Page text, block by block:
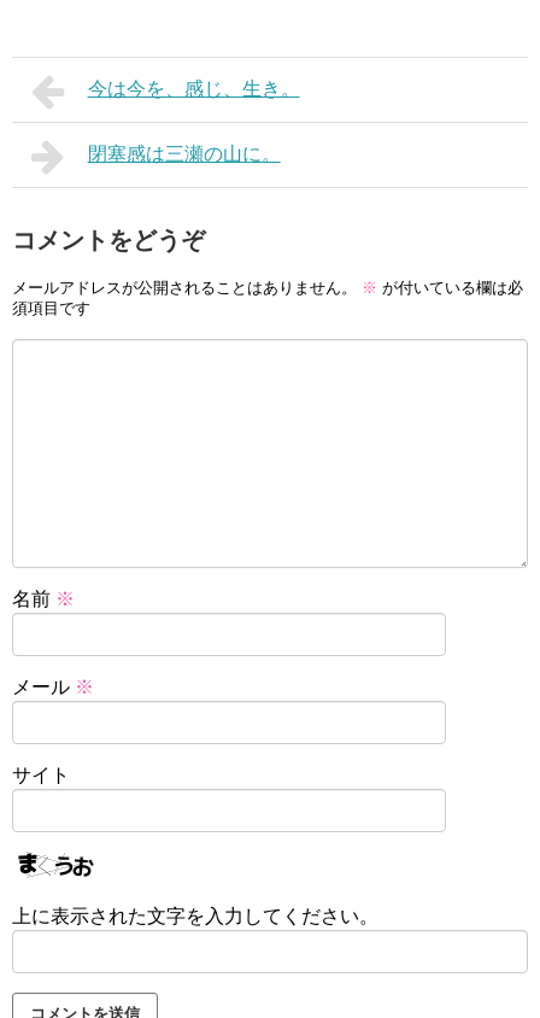
今は今を、感じ、生き。
閉塞感は三瀬の山に。
コメントをどうぞ
メールアドレスが公開されることはありません。 ※ が付いている欄は必
須項目です
名前 ※
メール ※
サイト
上に表示された文字を入力してください。